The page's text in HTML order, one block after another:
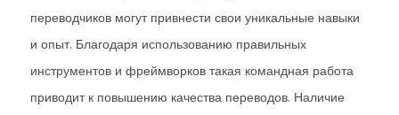
переводчиков могут привнести свои уникальные навыки
и опыт. Благодаря использованию правильных
инструментов и фреймворков такая командная работа
приводит к повышению качества переводов. Наличие